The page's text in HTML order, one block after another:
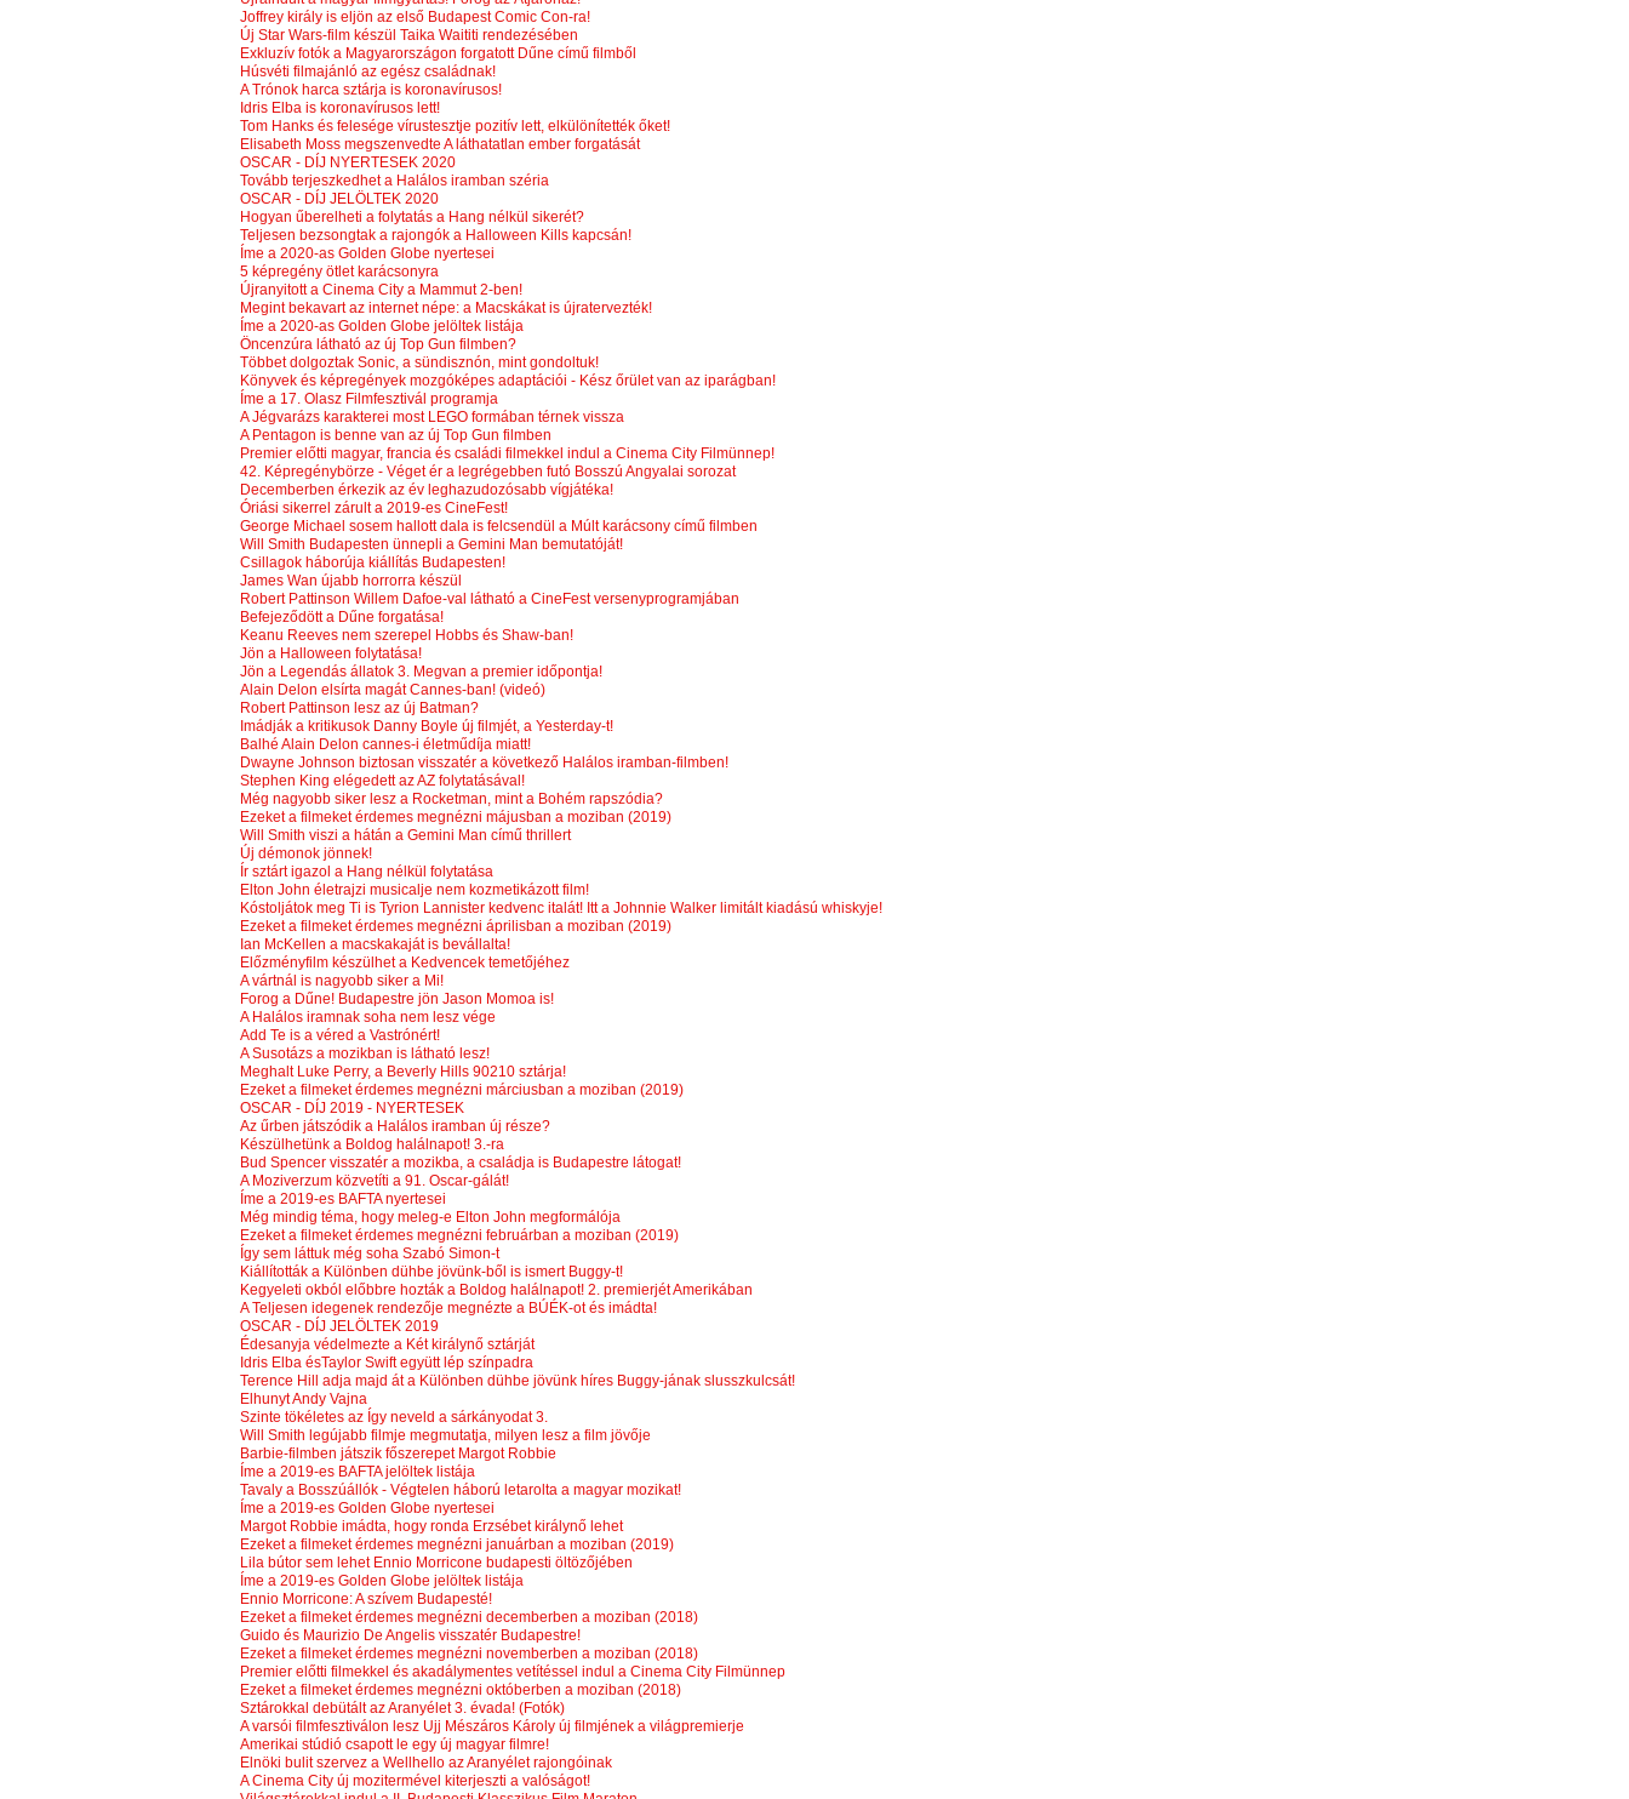
Joffrey király is eljön az első Budapest Comic Con-ra!
Új Star Wars-film készül Taika Waititi rendezésében
Exkluzív fotók a Magyarországon forgatott Dűne című filmből
Húsvéti filmajánló az egész családnak!
A Trónok harca sztárja is koronavírusos!
Idris Elba is koronavírusos lett!
Tom Hanks és felesége vírustesztje pozitív lett, elkülönítették őket!
Elisabeth Moss megszenvedte A láthatatlan ember forgatását
OSCAR - DÍJ NYERTESEK 2020
Tovább terjeszkedhet a Halálos iramban széria
OSCAR - DÍJ JELÖLTEK 2020
Hogyan űberelheti a folytatás a Hang nélkül sikerét?
Teljesen bezsongtak a rajongók a Halloween Kills kapcsán!
Íme a 2020-as Golden Globe nyertesei
5 képregény ötlet karácsonyra
Újranyitott a Cinema City a Mammut 2-ben!
Megint bekavart az internet népe: a Macskákat is újratervezték!
Íme a 2020-as Golden Globe jelöltek listája
Öncenzúra látható az új Top Gun filmben?
Többet dolgoztak Sonic, a sündisznón, mint gondoltuk!
Könyvek és képregények mozgóképes adaptációi - Kész őrület van az iparágban!
Íme a 17. Olasz Filmfesztivál programja
A Jégvarázs karakterei most LEGO formában térnek vissza
A Pentagon is benne van az új Top Gun filmben
Premier előtti magyar, francia és családi filmekkel indul a Cinema City Filmünnep!
42. Képregénybörze - Véget ér a legrégebben futó Bosszú Angyalai sorozat
Decemberben érkezik az év leghazudozósabb vígjátéka!
Óriási sikerrel zárult a 2019-es CineFest!
George Michael sosem hallott dala is felcsendül a Múlt karácsony című filmben
Will Smith Budapesten ünnepli a Gemini Man bemutatóját!
Csillagok háborúja kiállítás Budapesten!
James Wan újabb horrorra készül
Robert Pattinson Willem Dafoe-val látható a CineFest versenyprogramjában
Befejeződött a Dűne forgatása!
Keanu Reeves nem szerepel Hobbs és Shaw-ban!
Jön a Halloween folytatása!
Jön a Legendás állatok 3. Megvan a premier időpontja!
Alain Delon elsírta magát Cannes-ban! (videó)
Robert Pattinson lesz az új Batman?
Imádják a kritikusok Danny Boyle új filmjét, a Yesterday-t!
Balhé Alain Delon cannes-i életműdíja miatt!
Dwayne Johnson biztosan visszatér a következő Halálos iramban-filmben!
Stephen King elégedett az AZ folytatásával!
Még nagyobb siker lesz a Rocketman, mint a Bohém rapszódia?
Ezeket a filmeket érdemes megnézni májusban a moziban (2019)
Will Smith viszi a hátán a Gemini Man című thrillert
Új démonok jönnek!
Ír sztárt igazol a Hang nélkül folytatása
Elton John életrajzi musicalje nem kozmetikázott film!
Kóstoljátok meg Ti is Tyrion Lannister kedvenc italát! Itt a Johnnie Walker limitált kiadású whiskyje!
Ezeket a filmeket érdemes megnézni áprilisban a moziban (2019)
Ian McKellen a macskakaját is bevállalta!
Előzményfilm készülhet a Kedvencek temetőjéhez
A vártnál is nagyobb siker a Mi!
Forog a Dűne! Budapestre jön Jason Momoa is!
A Halálos iramnak soha nem lesz vége
Add Te is a véred a Vastrónért!
A Susotázs a mozikban is látható lesz!
Meghalt Luke Perry, a Beverly Hills 90210 sztárja!
Ezeket a filmeket érdemes megnézni márciusban a moziban (2019)
OSCAR - DÍJ 2019 - NYERTESEK
Az űrben játszódik a Halálos iramban új része?
Készülhetünk a Boldog halálnapot! 3.-ra
Bud Spencer visszatér a mozikba, a családja is Budapestre látogat!
A Moziverzum közvetíti a 91. Oscar-gálát!
Íme a 2019-es BAFTA nyertesei
Még mindig téma, hogy meleg-e Elton John megformálója
Ezeket a filmeket érdemes megnézni februárban a moziban (2019)
Így sem láttuk még soha Szabó Simon-t
Kiállították a Különben dühbe jövünk-ből is ismert Buggy-t!
Kegyeleti okból előbbre hozták a Boldog halálnapot! 2. premierjét Amerikában
A Teljesen idegenek rendezője megnézte a BÚÉK-ot és imádta!
OSCAR - DÍJ JELÖLTEK 2019
Édesanyja védelmezte a Két királynő sztárját
Idris Elba ésTaylor Swift együtt lép színpadra
Terence Hill adja majd át a Különben dühbe jövünk híres Buggy-jának slusszkulcsát!
Elhunyt Andy Vajna
Szinte tökéletes az Így neveld a sárkányodat 3.
Will Smith legújabb filmje megmutatja, milyen lesz a film jövője
Barbie-filmben játszik főszerepet Margot Robbie
Íme a 2019-es BAFTA jelöltek listája
Tavaly a Bosszúállók - Végtelen háború letarolta a magyar mozikat!
Íme a 2019-es Golden Globe nyertesei
Margot Robbie imádta, hogy ronda Erzsébet királynő lehet
Ezeket a filmeket érdemes megnézni januárban a moziban (2019)
Lila bútor sem lehet Ennio Morricone budapesti öltözőjében
Íme a 2019-es Golden Globe jelöltek listája
Ennio Morricone: A szívem Budapesté!
Ezeket a filmeket érdemes megnézni decemberben a moziban (2018)
Guido és Maurizio De Angelis visszatér Budapestre!
Ezeket a filmeket érdemes megnézni novemberben a moziban (2018)
Premier előtti filmekkel és akadálymentes vetítéssel indul a Cinema City Filmünnep
Ezeket a filmeket érdemes megnézni októberben a moziban (2018)
Sztárokkal debütált az Aranyélet 3. évada! (Fotók)
A varsói filmfesztiválon lesz Ujj Mészáros Károly új filmjének a világpremierje
Amerikai stúdió csapott le egy új magyar filmre!
Elnöki bulit szervez a Wellhello az Aranyélet rajongóinak
A Cinema City új mozitermével kiterjeszti a valóságot!